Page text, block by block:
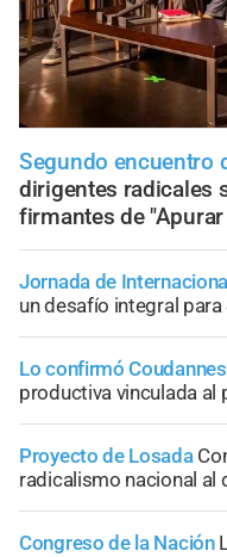
Segundo encuentro
dirigentes radicales
firmantes de "Apurar
Jornada de
un desafío integral
Lo confirmó Coudannes
productiva vinculada al
Proyecto de Losada
radicalismo nacional al
Congreso de la Nación